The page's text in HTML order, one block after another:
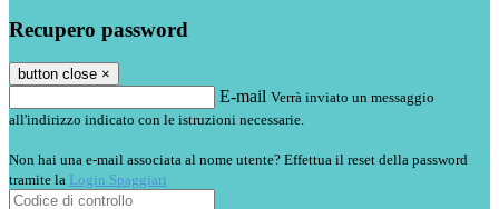
Recupero password
button close ×
E-mail Verrà inviato un messaggio
all'indirizzo indicato con le istruzioni necessarie.
Non hai una e-mail associata al nome utente? Effettua il reset della password
tramite la Login Spaggiari